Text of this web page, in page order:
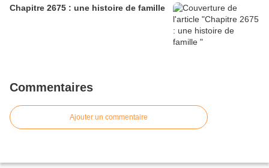
Chapitre 2675 : une histoire de famille
Commentaires
Ajouter un commentaire